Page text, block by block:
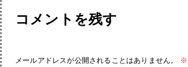
コメントを残す
メールアドレスが公開されることはありません。 ※